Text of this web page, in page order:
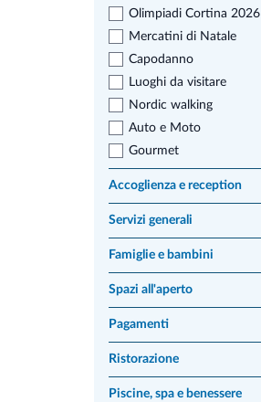
Olimpiadi Cortina 2026
Mercatini di Natale
Capodanno
Luoghi da visitare
Nordic walking
Auto e Moto
Gourmet
Accoglienza e reception
Servizi generali
Famiglie e bambini
Spazi all'aperto
Pagamenti
Ristorazione
Piscine, spa e benessere